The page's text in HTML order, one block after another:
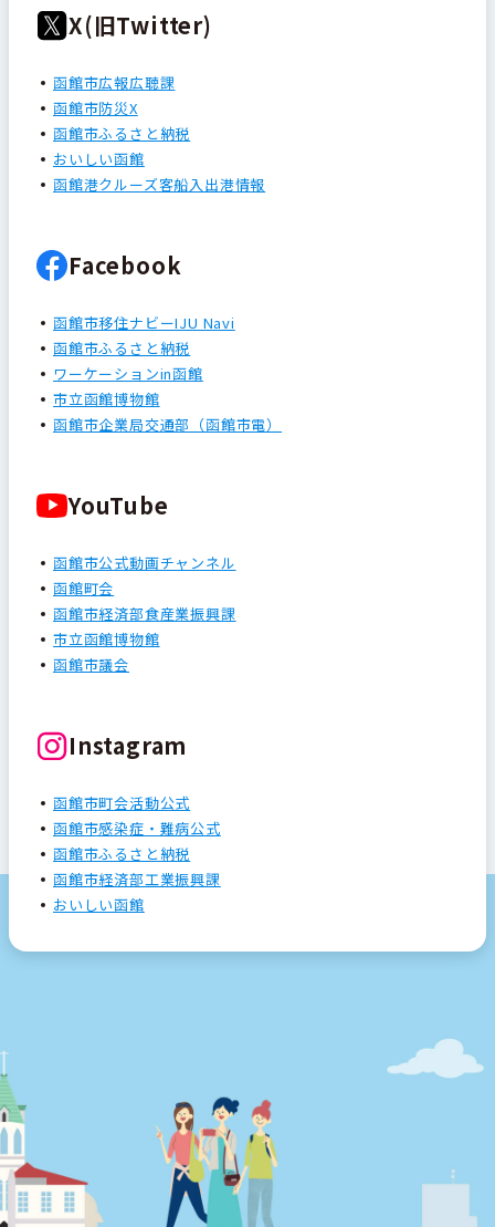
X(旧Twitter)
函館市広報広聴課
函館市防災X
函館市ふるさと納税
おいしい函館
函館港クルーズ客船入出港情報
Facebook
函館市移住ナビーIJU Navi
函館市ふるさと納税
ワーケーションin函館
市立函館博物館
函館市企業局交通部（函館市電）
YouTube
函館市公式動画チャンネル
函館町会
函館市経済部食産業振興課
市立函館博物館
函館市議会
Instagram
函館市町会活動公式
函館市感染症・難病公式
函館市ふるさと納税
函館市経済部工業振興課
おいしい函館